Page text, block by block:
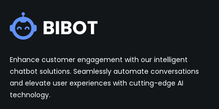
Enhance customer engagement with our intelligent
chatbot solutions. Seamlessly automate conversations
and elevate user experiences with cutting-edge AI
technology.